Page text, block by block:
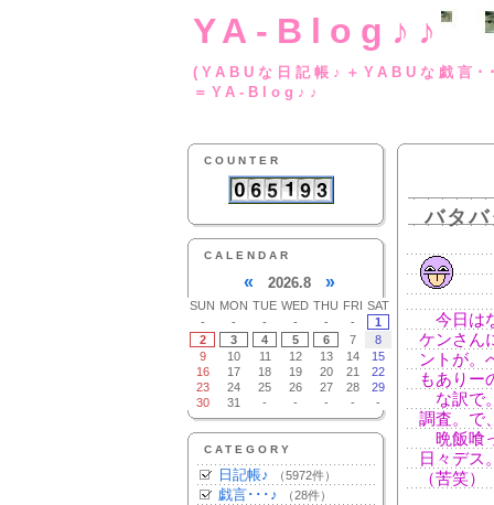
YA-Blog♪♪
(YABUな日記帳♪
＝YA-Blog♪♪
COUNTER
CALENDAR
« 2026.8 »
SUN MON TUE WED THU FRI SAT
-
- - - - -
1
2
3 4 5 6 7
8
9
10 11 12 13 14
15
16
17 18 19 20 21
22
23
24 25 26 27 28
29
30
31 - - - - -
CATEGORY
日記帳♪ （5972件）
戯言･･･♪ （28件）
バタ
今日は
ケンさん
ントが。
もありー
な訳で
調査。で
晩飯喰
日々デス
（苦笑）